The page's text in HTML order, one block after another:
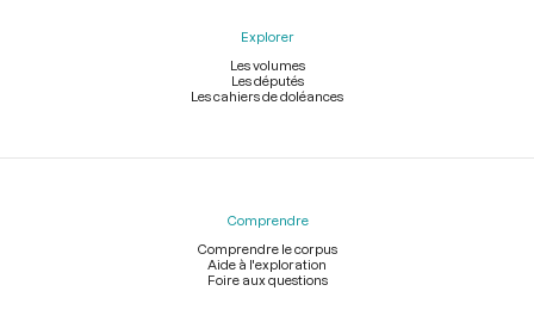
Explorer
Les volumes
Les députés
Les cahiers de doléances
Comprendre
Comprendre le corpus
Aide à l'exploration
Foire aux questions